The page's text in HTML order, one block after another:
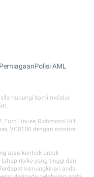
Polisi AML
hubungi kami melalui
Euro House, Richmond Hill
VC0100 dengan nombor
atau kontrak untuk
risiko yang tinggi dan
kemungkinan anda